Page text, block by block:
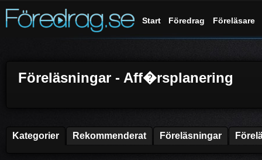
Start Föredrag Föreläsare
Föreläsningar - Aff�rsplanering
Kategorier Rekommenderat Föreläsningar